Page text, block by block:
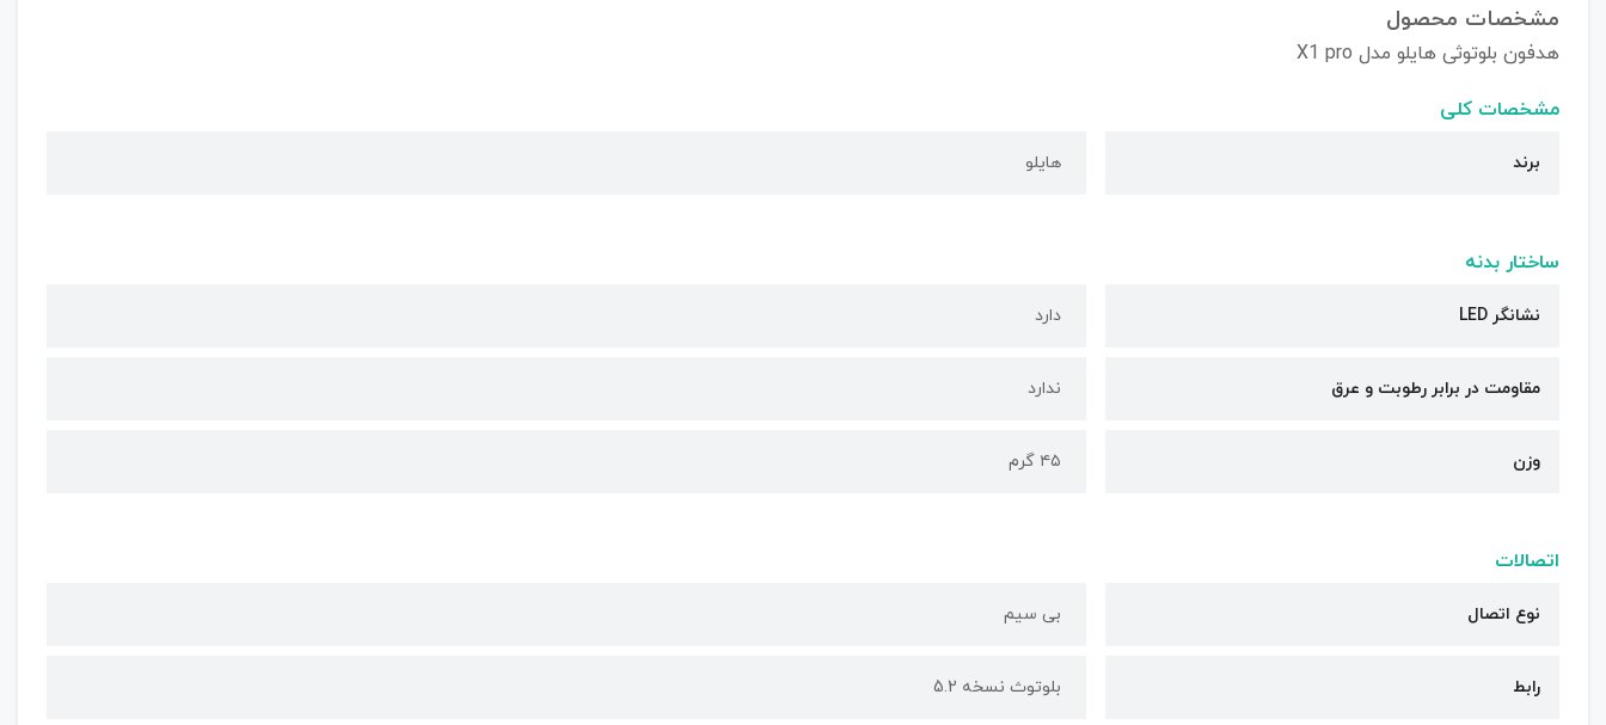
مشخصات محصول
هدفون بلوتوثی هایلو مدل X1 pro
مشخصات کلی
برند هایلو
ساختار بدنه
نشانگر LED دارد
مقاومت در برابر رطوبت و عرق ندارد
وزن ۴۵ گرم
اتصالات
نوع اتصال بی سیم
رابط بلوتوث نسخه 5.2